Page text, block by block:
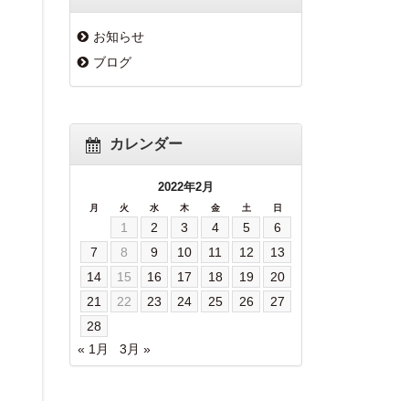
お知らせ
ブログ
カレンダー
2022年2月
月 火 水 木 金 土 日
1 2 3 4 5
6
7
8 9 10 11 12
13
14
15 16 17 18 19
20
21
22 23 24 25 26
27
28
« 1月
3月 »